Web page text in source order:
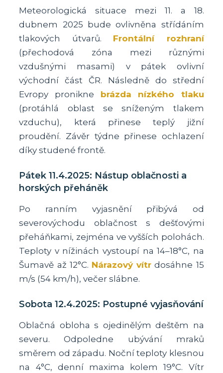
Meteorologická situace mezi 11. a 18.
dubnem 2025 bude ovlivněna střídáním
tlakových útvarů. Frontální rozhraní
(přechodová zóna mezi různými
vzdušnými masami) v pátek ovlivní
východní část ČR. Následně do střední
Evropy pronikne brázda nízkého tlaku
(protáhlá oblast se sníženým tlakem
vzduchu), která přinese teplý jižní
proudění. Závěr týdne přinese ochlazení
díky studené frontě.
Pátek 11.4.2025: Nástup oblačnosti a
horských přeháněk
Po ranním vyjasnění přibývá od
severovýchodu oblačnost s dešťovými
přeháňkami, zejména ve vyšších polohách.
Teploty v nížinách vystoupí na 14–18°C, na
Šumavě až 12°C. Nárazový vítr dosáhne 15
m/s (54 km/h), večer slábne.
Sobota 12.4.2025: Postupné vyjasňování
Oblačná obloha s ojedinělým deštěm na
severu. Odpoledne ubývání mraků
směrem od západu. Noční teploty klesnou
na 4°C, denní maxima kolem 19°C. Vítr